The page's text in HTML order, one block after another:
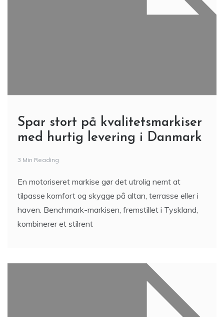
Spar stort på kvalitetsmarkiser
med hurtig levering i Danmark
3 Min Reading
En motoriseret markise gør det utrolig nemt at
tilpasse komfort og skygge på altan, terrasse eller i
haven. Benchmark-markisen, fremstillet i Tyskland,
kombinerer et stilrent